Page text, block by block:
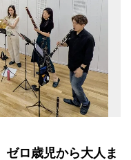
ロ歳児から大人ま